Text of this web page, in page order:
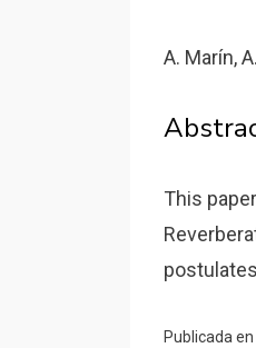
A. Marín,
This
Publicada en